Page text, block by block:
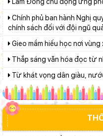
chính sách đối với đội ngũ
sắp xếp cơ sở giáo dục công
Gieo mầm hiếu học nơi vùng
Thắp sáng văn hóa đọc từ
trường định hướng XHCN
thông nguồn lực, vững bước
và hết)
Lâm Đồng tập huấn cán bộ quản lý ngành Giáo dục, sẵn sàng
cho năm học 2026 - 2027
Khát khao thay đổi cuộc
Giữ vững nền tảng tư